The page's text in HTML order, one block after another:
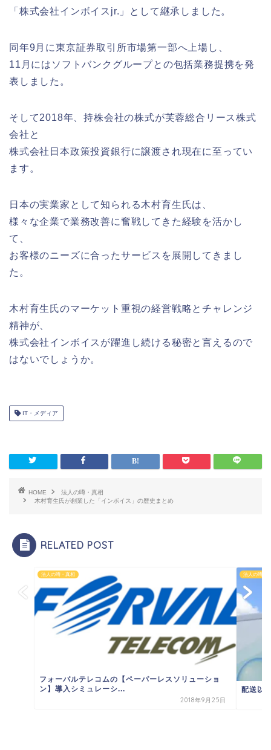
「株式会社インボイスjr.」として継承しました。
同年9月に東京証券取引所市場第一部へ上場し、
11月にはソフトバンクグループとの包括業務提携を発
表しました。
そして2018年、持株会社の株式が芙蓉総合リース株式
会社と
株式会社日本政策投資銀行に譲渡され現在に至ってい
ます。
日本の実業家として知られる木村育生氏は、
様々な企業で業務改善に奮戦してきた経験を活かし
て、
お客様のニーズに合ったサービスを展開してきまし
た。
木村育生氏のマーケット重視の経営戦略とチャレンジ
精神が、
株式会社インボイスが躍進し続ける秘密と言えるので
はないでしょうか。
IT・メディア
HOME
法人の噂・真相
木村育生氏が創業した「インボイス」の歴史まとめ
RELATED POST
法人の噂・真相
フォーバルテレコムの【ペーパーレスソリューショ
ン】導入シミュレーシ...
2018年9月25日
法人の噂・
配送以